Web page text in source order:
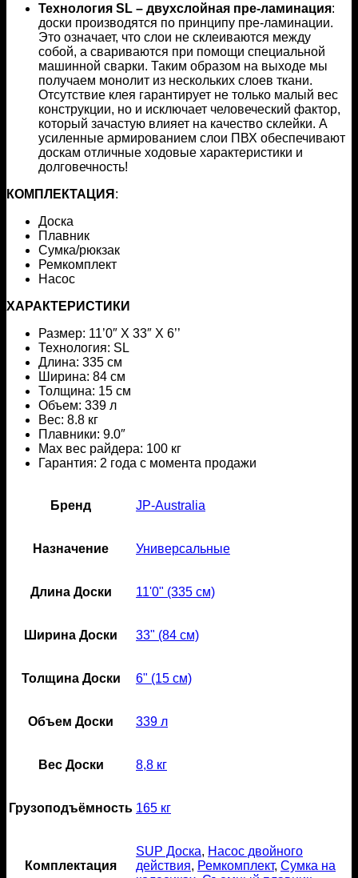
Технология SL – двухслойная пре-ламинация:
доски производятся по принципу пре-ламинации.
Это означает, что слои не склеиваются между
собой, а свариваются при помощи специальной
машинной сварки. Таким образом на выходе мы
получаем монолит из нескольких слоев ткани.
Отсутствие клея гарантирует не только малый вес
конструкции, но и исключает человеческий фактор,
который зачастую влияет на качество склейки. А
усиленные армированием слои ПВХ обеспечивают
доскам отличные ходовые характеристики и
долговечность!
КОМПЛЕКТАЦИЯ :
Доска
Плавник
Сумка/рюкзак
Ремкомплект
Насос
ХАРАКТЕРИСТИКИ
Размер: 11’0″ X 33″ X 6’’
Технология: SL
Длина: 335 см
Ширина: 84 см
Толщина: 15 см
Объем: 339 л
Вес: 8.8 кг
Плавники: 9.0″
Max вес райдера: 100 кг
Гарантия: 2 года с момента продажи
Бренд JP-Australia
Назначение Универсальные
Длина Доски 11'0" (335 см)
Ширина Доски 33" (84 см)
Толщина Доски 6" (15 см)
Объем Доски 339 л
Вес Доски 8,8 кг
Грузоподъёмность 165 кг
Комплектация
SUP Доска, Насос двойного
действия, Ремкомплект, Сумка на